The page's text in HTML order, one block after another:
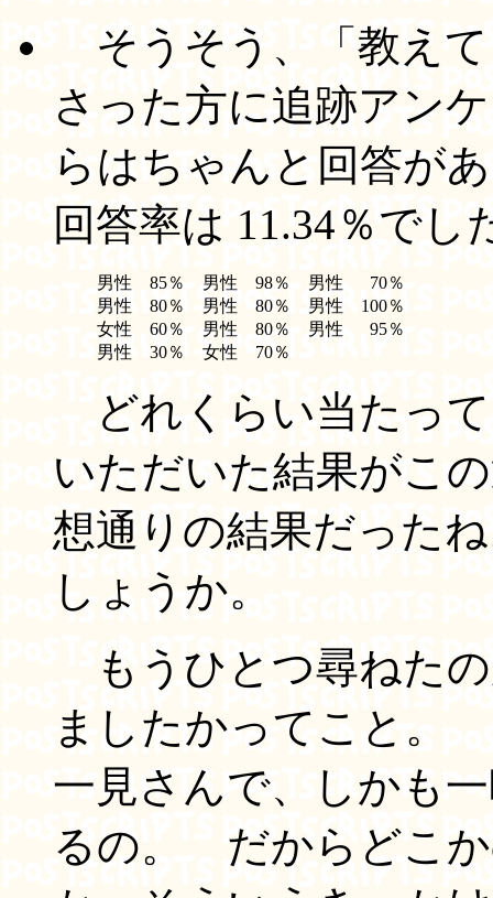
そうそう、「教え
さった方に追跡アン
らはちゃんと回答が
回答率は 11.34％でし
男性 85％ 男性 98％ 男性
70％
男性 80％ 男性 80％ 男性 100％
女性 60％ 男性 80％ 男性
95％
男性 30％ 女性 70％
どれくらい当たっ
いただいた結果がこ
想通りの結果だった
しょうか。
もうひとつ尋ねた
ましたかってこと。
一見さんで、しかも
るの。 だからどこ